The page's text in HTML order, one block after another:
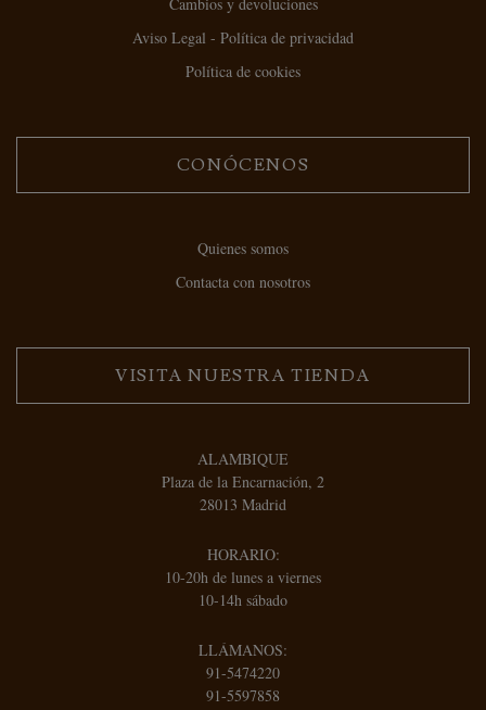
Aviso Legal - Política de privacidad
Política de cookies
CONÓCENOS
Quienes somos
Contacta con nosotros
VISITA NUESTRA TIENDA
ALAMBIQUE
Plaza de la Encarnación, 2
28013 Madrid
HORARIO:
10-20h de lunes a viernes
10-14h sábado
LLÁMANOS:
91-5474220
91-5597858